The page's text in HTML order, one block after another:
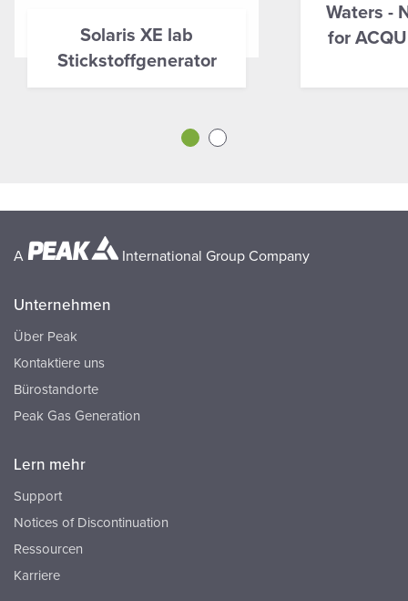
Solaris XE lab
Stickstoffgenerator
Waters -
for
A International Group Company
Unternehmen
Über Peak
Kontaktiere uns
Bürostandorte
Peak Gas Generation
Lern mehr
Support
Notices of Discontinuation
Ressourcen
Karriere